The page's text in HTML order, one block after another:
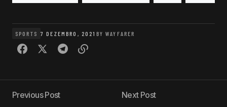
SPORTS 7 DEZEMBRO, 2021 BY WAYFARER
Previous Post
Next Post